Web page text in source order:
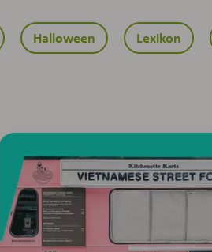
Halloween Lexikon